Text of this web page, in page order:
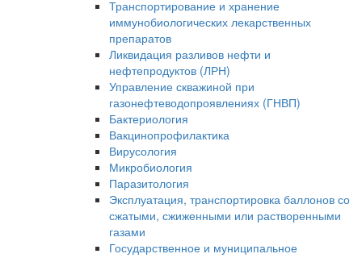
Транспортирование и хранение
иммунобиологических лекарственных
препаратов
Ликвидация разливов нефти и
нефтепродуктов (ЛРН)
Управление скважиной при
газонефтеводопроявлениях (ГНВП)
Бактериология
Вакцинопрофилактика
Вирусология
Микробиология
Паразитология
Эксплуатация, транспортировка баллонов со
сжатыми, сжиженными или растворенными
газами
Государственное и муниципальное